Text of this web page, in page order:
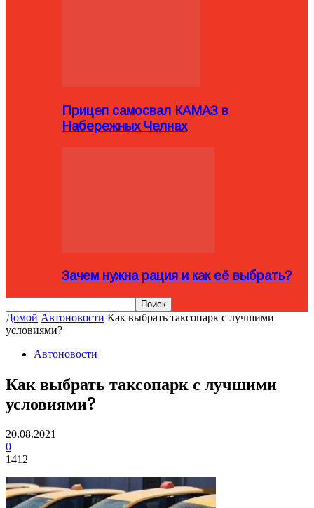
Прицеп самосвал КАМАЗ в
Набережных Челнах
Зачем нужна рация и как её выбрать?
Домой Автоновости Как выбрать таксопарк с лучшими
условиями?
Автоновости
Как выбрать таксопарк с лучшими
условиями?
20.08.2021
0
1412